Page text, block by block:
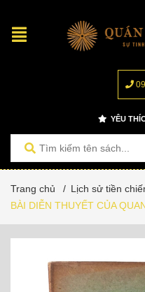
YÊU
Trang chủ / Lịch sử tiền
BÀI DIỄN THUYẾT CỦA